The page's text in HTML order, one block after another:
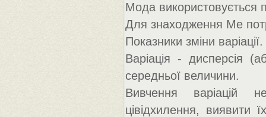
Мода використовується
Для знаходження Ме
Показники зміни варіації.
Варіація - дисперсія
середньої величини.
Вивчення варіацій
цівідхилення, виявити